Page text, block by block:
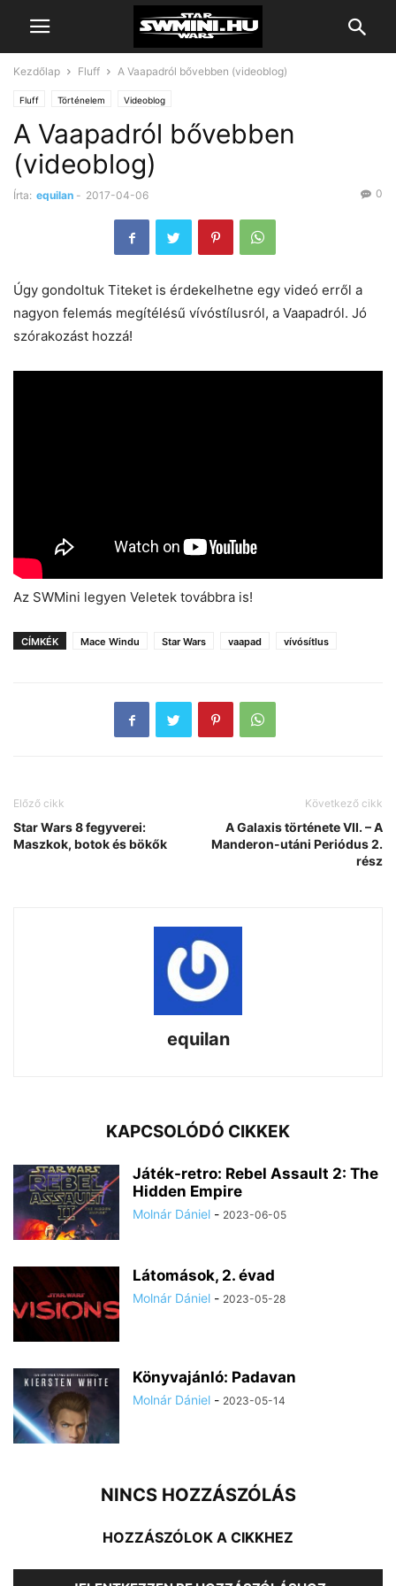
Kezdőlap Fluff A Vaapadról bővebben (videoblog)
Fluff Történelem Videoblog
A Vaapadról bővebben
(videoblog)
Írta: equilan - 2017-04-06 0
Úgy gondoltuk Titeket is érdekelhetne egy videó erről a
nagyon felemás megítélésű vívóstílusról, a Vaapadról. Jó
szórakozást hozzá!
Az SWMini legyen Veletek továbbra is!
CÍMKÉK Mace Windu Star Wars vaapad vívósítlus
Előző cikk
Star Wars 8 fegyverei:
Maszkok, botok és bökők
Következő cikk
A Galaxis története VII. – A
Manderon-utáni Periódus 2.
rész
equilan
KAPCSOLÓDÓ CIKKEK
Játék-retro: Rebel Assault 2: The
Hidden Empire
Molnár Dániel - 2023-06-05
Látomások, 2. évad
Molnár Dániel - 2023-05-28
Könyvajánló: Padavan
Molnár Dániel - 2023-05-14
NINCS HOZZÁSZÓLÁS
HOZZÁSZÓLOK A CIKKHEZ